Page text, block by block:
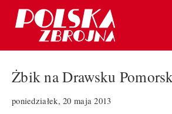
Żbik na Drawsku
poniedziałek, 20 maja 2013